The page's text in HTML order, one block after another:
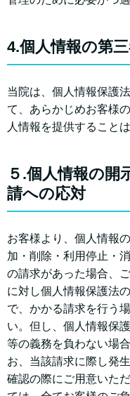
4.個人情報の第
当院は、個人情報保護
て、あらかじめお客様
人情報を提供すること
５.個人情報の開
請への応対
お客様より、個人情報
加・削除・利用停止・
の請求があった場合、
に対し個人情報保護法
で、かかる請求を行う
い。但し、個人情報保
等の義務を負わない場
お、当該請求に際し発
確認の際にご用意いた